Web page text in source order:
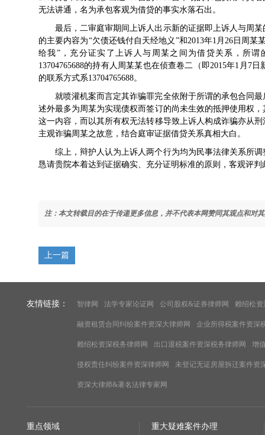
无法讲通，名为承包客观为借贷的事实水落石出。
最后，二审庭审期间上诉人出示新的证据即上诉人与周
的主要内容为“欠债还钱付自天经地义”和2013年1月26日周
给我”，充分证实了上诉人与周某之间为借贷关系，所
13704765688的持有人周某某也在侦查卷二（即2015年1月7
的联系方式系13704765688。
就喷灌机案而言定其诈骗罪完全依附于所谓的承包合同
述外最多为周某为实现债权而签订的尚未生效的抵押使用权
这一内容，而以其所有权无法转移导致上诉人构成诈骗亦从
主观诈骗周某之故意，结合庭审证据借贷关系真相大白。
综上，辩护人认为上诉人两个行为均为民事法律关系所
恳请贵院本着达到证据确实、充分证明标准的原则，客观评
注：本文转载目的在于传递更多信息，并不代表本网赞同其观点和对
上一篇
友情链接： 智律网 法学专家论证网 公司股权&证券律师网 赖绍松资
融资租赁合同纠纷案件资深大律师网 企业所得税案件资深
赖绍松资深税务律师网 出口退税案件资深税务律师网 增
侵权责任纠纷案件资深律师网 未登记无证房屋拆迁案件资
资深大律师&著名法律专家网
重点领域 重大疑难案件办理